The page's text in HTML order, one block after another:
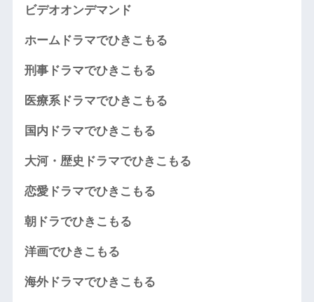
ビデオオンデマンド
ホームドラマでひきこもる
刑事ドラマでひきこもる
医療系ドラマでひきこもる
国内ドラマでひきこもる
大河・歴史ドラマでひきこもる
恋愛ドラマでひきこもる
朝ドラでひきこもる
洋画でひきこもる
海外ドラマでひきこもる